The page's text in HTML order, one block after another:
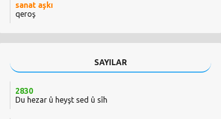
sanat aşkı
qeroş
SAYILAR
2830
Du hezar û heyşt sed û sîh